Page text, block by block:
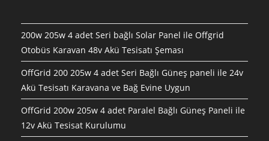
200w 205w 4 adet Seri bağlı Solar Panel ile Offgrid
Otobüs Karavan 48v Akü Tesisatı Şeması
OffGrid 200 205w 4 adet Seri Bağlı Güneş paneli ile 24v
Akü Tesisatı Karavana ve Bağ Evine Uygun
OffGrid 200w 205w 4 adet Paralel Bağlı Güneş Paneli ile
12v Akü Tesisat Kurulumu